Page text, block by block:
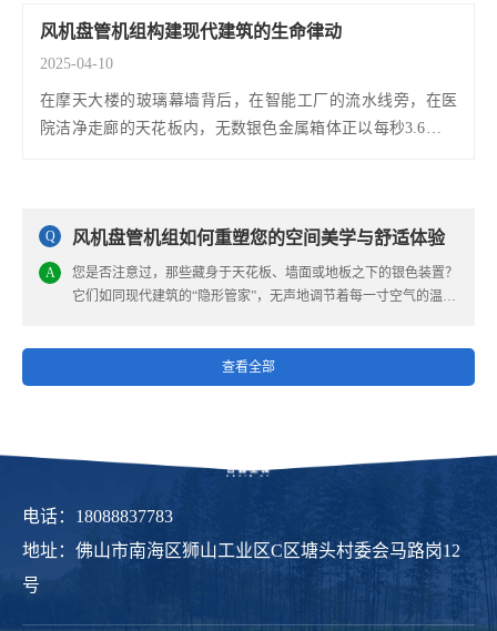
[详情]
风机盘管机组构建现代建筑的生命律动
2025-04-10
在摩天大楼的玻璃幕墙背后，在智能工厂的流水线旁，在医
院洁净走廊的天花板内，无数银色金属箱体正以每秒3.6米的
风机盘管机组如何重塑您的空间美学与舒适体验
您是否注意过，那些藏身于天花板、墙面或地板之下的银色装置？
它们如同现代建筑的“隐形管家”，无声地调节着每一寸空气的温度
查看全部
电话：18088837783
地址：佛山市南海区狮山工业区C区塘头村委会马路岗12
号